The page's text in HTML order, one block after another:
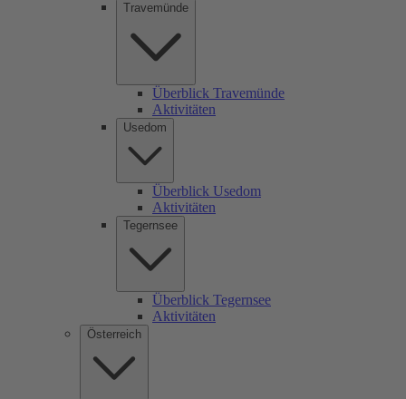
Travemünde
Überblick Travemünde
Aktivitäten
Usedom
Überblick Usedom
Aktivitäten
Tegernsee
Überblick Tegernsee
Aktivitäten
Österreich